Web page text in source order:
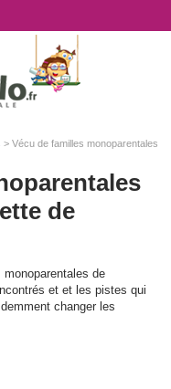
> Vécu de familles monoparentales
de
de
et et les pistes qui
changer les